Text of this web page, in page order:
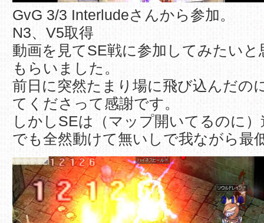
GvG 3/3 Interludeさんから参加。
N3、V5取得
動画を見てSE戦に参加してみたいと
もらいました。
前日に突然たまり場に飛び込んだの
てくださって感謝です。
しかしSEは（マップ開いてるのに
でも全然動けて無いしで我ながら最